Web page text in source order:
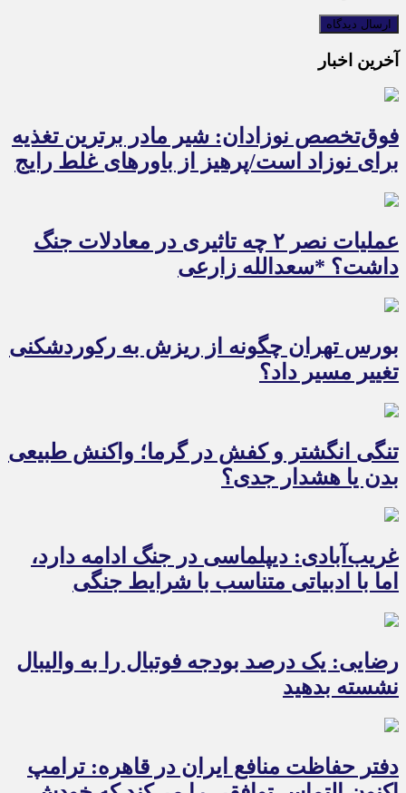
آخرین اخبار
فوق‌تخصص نوزادان: شیر مادر برترین تغذیه
برای نوزاد است/پرهیز از باورهای غلط رایج
عملیات نصر ۲ چه تاثیری در معادلات جنگ
داشت؟ *سعدالله زارعی
بورس تهران چگونه از ریزش به رکوردشکنی
تغییر مسیر داد؟
تنگی انگشتر و کفش در گرما؛ واکنش طبیعی
بدن یا هشدار جدی؟
غریب‌آبادی: دیپلماسی در جنگ ادامه دارد،
اما با ادبیاتی متناسب با شرایط جنگی
رضایی: یک درصد بودجه فوتبال را به والیبال
نشسته بدهید
دفتر حفاظت منافع ایران در قاهره: ترامپ